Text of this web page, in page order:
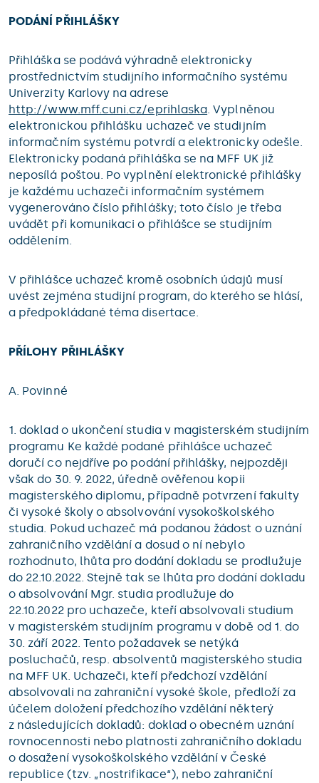
PODÁNÍ PŘIHLÁŠKY
Přihláška se podává výhradně elektronicky
prostřednictvím studijního informačního systému
Univerzity Karlovy na adrese
http://www.mff.cuni.cz/eprihlaska. Vyplněnou
elektronickou přihlášku uchazeč ve studijním
informačním systému potvrdí a elektronicky odešle.
Elektronicky podaná přihláška se na MFF UK již
neposílá poštou. Po vyplnění elektronické přihlášky
je každému uchazeči informačním systémem
vygenerováno číslo přihlášky; toto číslo je třeba
uvádět při komunikaci o přihlášce se studijním
oddělením.
V přihlášce uchazeč kromě osobních údajů musí
uvést zejména studijní program, do kterého se hlásí,
a předpokládané téma disertace.
PŘÍLOHY PŘIHLÁŠKY
A. Povinné
1. doklad o ukončení studia v magisterském studijním
programu Ke každé podané přihlášce uchazeč
doručí co nejdříve po podání přihlášky, nejpozději
však do 30. 9. 2022, úředně ověřenou kopii
magisterského diplomu, případně potvrzení fakulty
či vysoké školy o absolvování vysokoškolského
studia. Pokud uchazeč má podanou žádost o uznání
zahraničního vzdělání a dosud o ní nebylo
rozhodnuto, lhůta pro dodání dokladu se prodlužuje
do 22.10.2022. Stejně tak se lhůta pro dodání dokladu
o absolvování Mgr. studia prodlužuje do
22.10.2022 pro uchazeče, kteří absolvovali studium
v magisterském studijním programu v době od 1. do
30. září 2022. Tento požadavek se netýká
posluchačů, resp. absolventů magisterského studia
na MFF UK. Uchazeči, kteří předchozí vzdělání
absolvovali na zahraniční vysoké škole, předloží za
účelem doložení předchozího vzdělání některý
z následujících dokladů: doklad o obecném uznání
rovnocennosti nebo platnosti zahraničního dokladu
o dosažení vysokoškolského vzdělání v České
republice (tzv. „nostrifikace“), nebo zahraniční